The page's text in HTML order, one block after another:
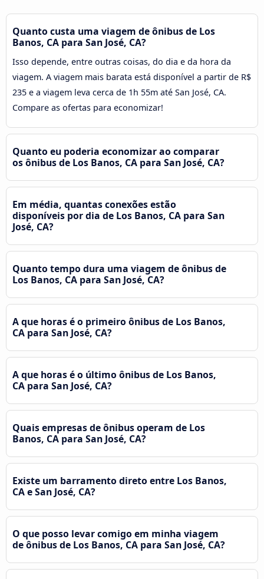
Quanto custa uma viagem de ônibus de Los
Banos, CA para San José, CA?
Isso depende, entre outras coisas, do dia e da hora da
viagem. A viagem mais barata está disponível a partir de R$
235 e a viagem leva cerca de 1h 55m até San José, CA.
Compare as ofertas para economizar!
Quanto eu poderia economizar ao comparar
os ônibus de Los Banos, CA para San José, CA?
Em média, quantas conexões estão
disponíveis por dia de Los Banos, CA para San
José, CA?
Quanto tempo dura uma viagem de ônibus de
Los Banos, CA para San José, CA?
A que horas é o primeiro ônibus de Los Banos,
CA para San José, CA?
A que horas é o último ônibus de Los Banos,
CA para San José, CA?
Quais empresas de ônibus operam de Los
Banos, CA para San José, CA?
Existe um barramento direto entre Los Banos,
CA e San José, CA?
O que posso levar comigo em minha viagem
de ônibus de Los Banos, CA para San José, CA?